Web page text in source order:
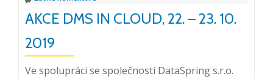
AKCE DMS IN CLOUD, 22. – 23. 10.
2019
Ve spolupráci se společností DataSpring s.r.o.